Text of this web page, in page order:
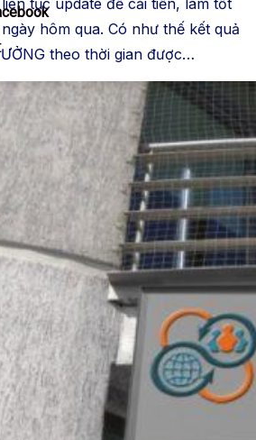
tự chọn: chương trình bán hàng
khai.
tục update để cải tiến, làm tốt
hôm qua. Có như thế kết quả
theo thời gian được…